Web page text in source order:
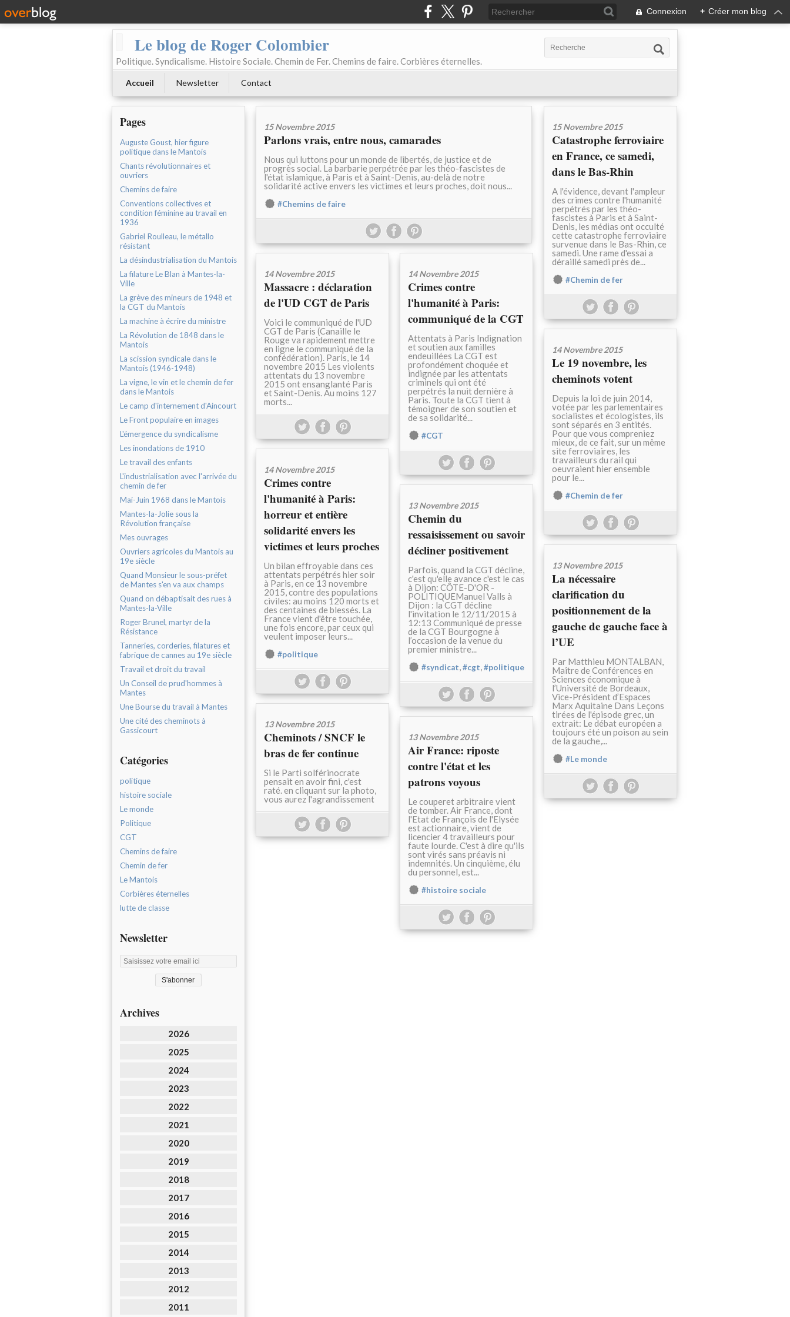
Connexion + Créer mon blog
Le blog de Roger Colombier
Politique. Syndicalisme. Histoire Sociale. Chemin de Fer. Chemins de faire. Corbières éternelles.
Accueil Newsletter Contact
Pages
Auguste Goust, hier figure
politique dans le Mantois
Chants révolutionnaires et
ouvriers
Chemins de faire
Conventions collectives et
condition féminine au travail en
1936
Gabriel Roulleau, le métallo
résistant
La désindustrialisation du Mantois
La filature Le Blan à Mantes-la-
Ville
La grève des mineurs de 1948 et
la CGT du Mantois
La machine à écrire du ministre
La Révolution de 1848 dans le
Mantois
La scission syndicale dans le
Mantois (1946-1948)
La vigne, le vin et le chemin de fer
dans le Mantois
Le camp d'internement d'Aincourt
Le Front populaire en images
L'émergence du syndicalisme
Les inondations de 1910
Le travail des enfants
L'industrialisation avec l'arrivée du
chemin de fer
Mai-Juin 1968 dans le Mantois
Mantes-la-Jolie sous la
Révolution française
Mes ouvrages
Ouvriers agricoles du Mantois au
19e siècle
Quand Monsieur le sous-préfet
de Mantes s'en va aux champs
Quand on débaptisait des rues à
Mantes-la-Ville
Roger Brunel, martyr de la
Résistance
Tanneries, corderies, filatures et
fabrique de cannes au 19e siècle
Travail et droit du travail
Un Conseil de prud'hommes à
Mantes
Une Bourse du travail à Mantes
Une cité des cheminots à
Gassicourt
Catégories
politique
histoire sociale
Le monde
Politique
CGT
Chemins de faire
Chemin de fer
Le Mantois
Corbières éternelles
lutte de classe
Newsletter
Archives
2026
2025
2024
2023
2022
2021
2020
2019
2018
2017
2016
2015
2014
2013
2012
2011
15 Novembre 2015
Parlons vrais, entre nous, camarades
Nous qui luttons pour un monde de libertés, de justice et de
progrès social. La barbarie perpétrée par les théo-fascistes de
l'état islamique, à Paris et à Saint-Denis, au-delà de notre
solidarité active envers les victimes et leurs proches, doit nous...
#Chemins de faire
15 Novembre 2015
Catastrophe ferroviaire
en France, ce samedi,
dans le Bas-Rhin
A l'évidence, devant l'ampleur
des crimes contre l'humanité
perpétrés par les théo-
fascistes à Paris et à Saint-
Denis, les médias ont occulté
cette catastrophe ferroviaire
survenue dans le Bas-Rhin, ce
samedi. Une rame d'essai a
déraillé samedi près de...
#Chemin de fer
14 Novembre 2015
Massacre : déclaration
de l'UD CGT de Paris
Voici le communiqué de l'UD
CGT de Paris (Canaille le
Rouge va rapidement mettre
en ligne le communiqué de la
confédération). Paris, le 14
novembre 2015 Les violents
attentats du 13 novembre
2015 ont ensanglanté Paris
et Saint-Denis. Au moins 127
morts...
14 Novembre 2015
Crimes contre
l'humanité à Paris:
communiqué de la CGT
Attentats à Paris Indignation
et soutien aux familles
endeuillées La CGT est
profondément choquée et
indignée par les attentats
criminels qui ont été
perpétrés la nuit dernière à
Paris. Toute la CGT tient à
témoigner de son soutien et
de sa solidarité...
#CGT
14 Novembre 2015
Le 19 novembre, les
cheminots votent
Depuis la loi de juin 2014,
votée par les parlementaires
socialistes et écologistes, ils
sont séparés en 3 entités.
Pour que vous compreniez
mieux, de ce fait, sur un même
site ferroviaires, les
travailleurs du rail qui
oeuvraient hier ensemble
pour le...
#Chemin de fer
14 Novembre 2015
Crimes contre
l'humanité à Paris:
horreur et entière
solidarité envers les
victimes et leurs proches
Un bilan effroyable dans ces
attentats perpétrés hier soir
à Paris, en ce 13 novembre
2015, contre des populations
civiles: au moins 120 morts et
des centaines de blessés. La
France vient d'être touchée,
une fois encore, par ceux qui
veulent imposer leurs...
#politique
13 Novembre 2015
Chemin du
ressaisissement ou savoir
décliner positivement
Parfois, quand la CGT décline,
c'est qu'elle avance c'est le cas
à Dijon: CÔTE-D'OR -
POLITIQUEManuel Valls à
Dijon : la CGT décline
l'invitation le 12/11/2015 à
12:13 Communiqué de presse
de la CGT Bourgogne à
l’occasion de la venue du
premier ministre...
#syndicat,#cgt,#politique
13 Novembre 2015
La nécessaire
clarification du
positionnement de la
gauche de gauche face à
l’UE
Par Matthieu MONTALBAN,
Maître de Conférences en
Sciences économique à
l’Université de Bordeaux,
Vice-Président d’Espaces
Marx Aquitaine Dans Leçons
tirées de l'épisode grec, un
extrait: Le débat européen a
toujours été un poison au sein
de la gauche,...
#Le monde
13 Novembre 2015
Cheminots / SNCF le
bras de fer continue
Si le Parti solférinocrate
pensait en avoir fini, c'est
raté. en cliquant sur la photo,
vous aurez l'agrandissement
13 Novembre 2015
Air France: riposte
contre l'état et les
patrons voyous
Le couperet arbitraire vient
de tomber. Air France, dont
l'Etat de François de l'Elysée
est actionnaire, vient de
licencier 4 travailleurs pour
faute lourde. C'est à dire qu'ils
sont virés sans préavis ni
indemnités. Un cinquième, élu
du personnel, est...
#histoire sociale